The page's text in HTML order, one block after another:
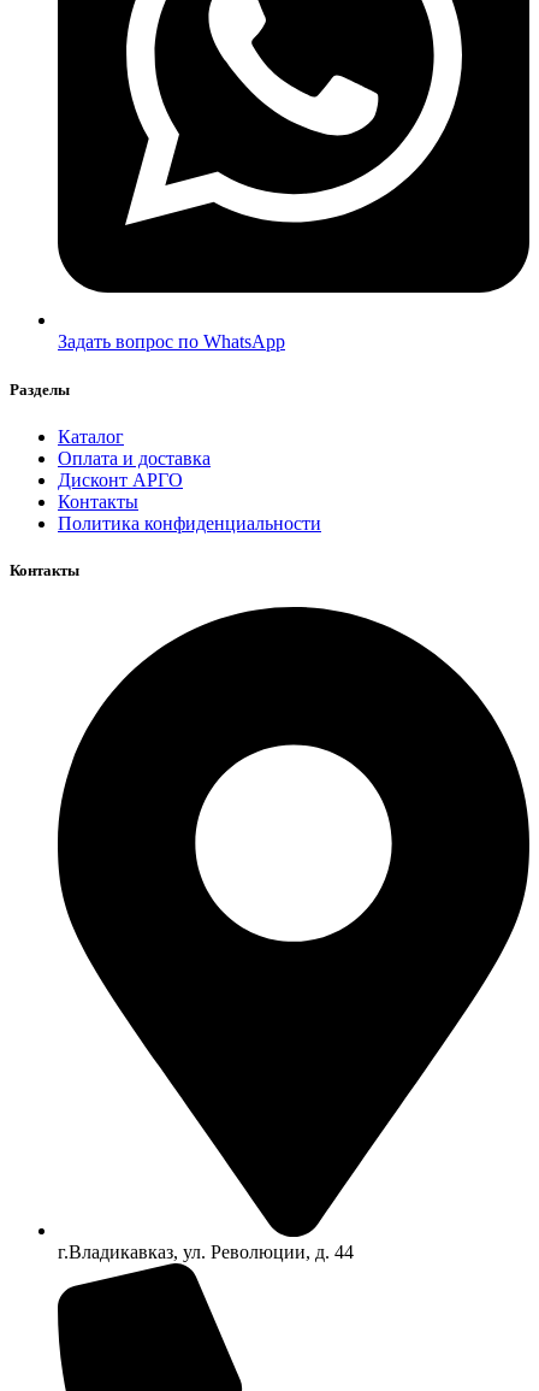
Задать вопрос по WhatsApp
Разделы
Каталог
Оплата и доставка
Дисконт АРГО
Контакты
Политика конфиденциальности
Контакты
г.Владикавказ, ул. Революции, д. 44